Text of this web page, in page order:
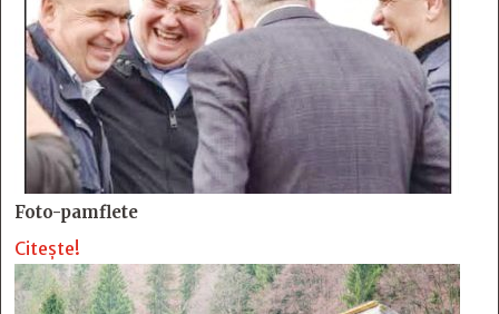
Foto-pamflete
Citește!